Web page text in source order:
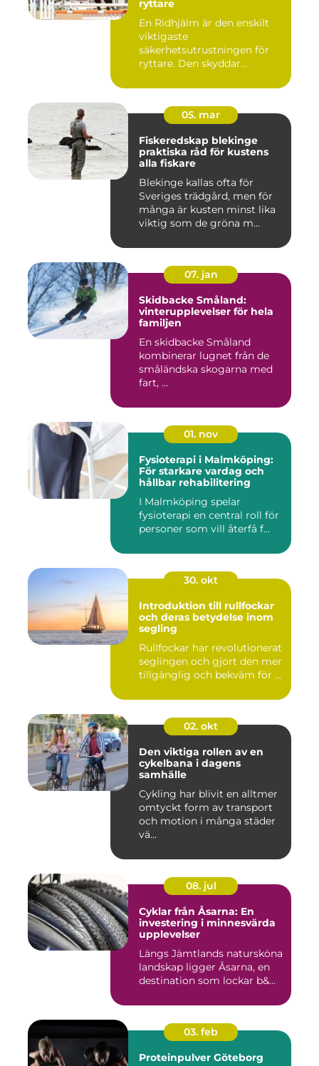
ryttare
En Ridhjälm är den enskilt
viktigaste
säkerhetsutrustningen för
ryttare. Den skyddar
05. mar
Fiskeredskap blekinge
praktiska råd för kustens
alla fiskare
Blekinge kallas ofta för
Sveriges trädgård, men för
många är kusten minst lika
viktig som de gröna m...
07. jan
Skidbacke Småland:
vinterupplevelser för hela
familjen
En skidbacke Småland
kombinerar lugnet från de
småländska skogarna med
fart, ...
01. nov
Fysioterapi i Malmköping:
För starkare vardag och
hållbar rehabilitering
I Malmköping spelar
fysioterapi en central roll för
personer som vill återfå f...
30. okt
Introduktion till rullfockar
och deras betydelse inom
segling
Rullfockar har revolutionerat
seglingen och gjort den mer
tillgänglig och bekväm för ...
02. okt
Den viktiga rollen av en
cykelbana i dagens
samhälle
Cykling har blivit en alltmer
omtyckt form av transport
och motion i många städer
vä...
08. jul
Cyklar från Åsarna: En
investering i minnesvärda
upplevelser
Längs Jämtlands natursköna
landskap ligger Åsarna, en
destination som lockar b&...
03. feb
Proteinpulver Göteborg